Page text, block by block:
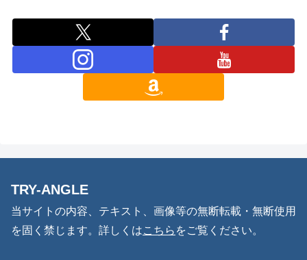
TRY-ANGLE
当サイトの内容、テキスト、画像等の無断転載・無断使用
を固く禁じます。詳しくはこちら をご覧ください。